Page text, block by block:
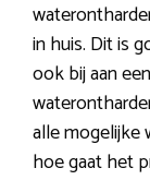
in huis. Dit is
ook bij aan
alle mogelijke
hoe gaat het